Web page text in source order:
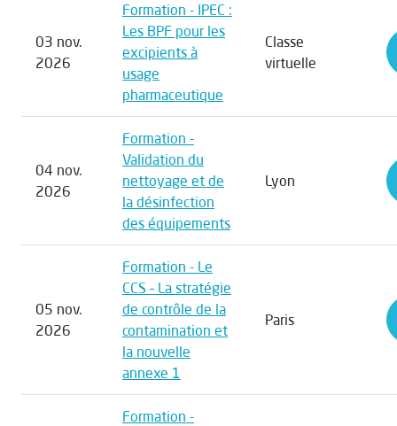
03 nov.
2026
Formation - IPEC :
Les BPF pour les
excipients à
usage
pharmaceutique
Classe
virtuelle
04 nov.
2026
Formation -
Validation du
nettoyage et de
la désinfection
des équipements
Lyon
05 nov.
2026
Formation - Le
CCS – La stratégie
de contrôle de la
contamination et
la nouvelle
annexe 1
Paris
Formation -